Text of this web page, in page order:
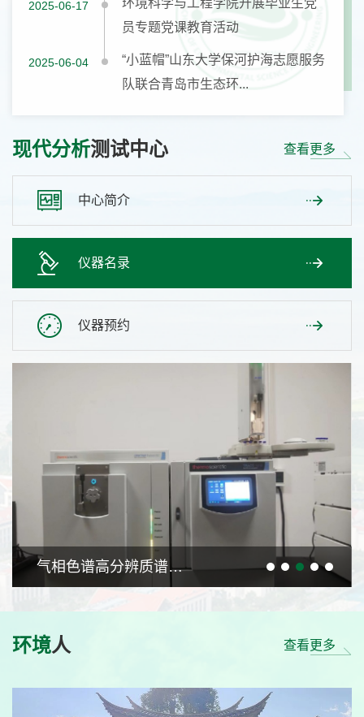
2025-06-17
环境科学与工程学院开展毕业生党
员专题党课教育活动
2025-06-04
“小蓝帽”山东大学保河护海志愿服务
队联合青岛市生态环...
现代分析测试中心 查看更多
中心简介
仪器名录
仪器预约
气相色谱高分辨质谱联用仪
环境人 查看更多